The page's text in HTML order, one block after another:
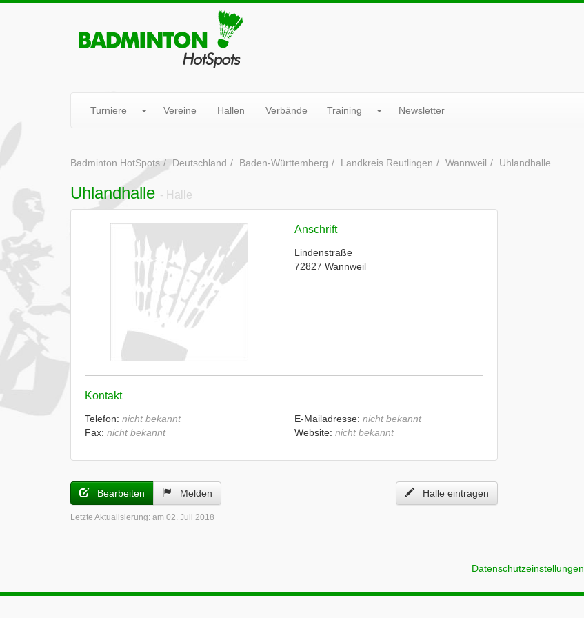
Turniere Vereine Hallen Verbände Training Newsletter
Badminton HotSpots Deutschland Baden-Württemberg Landkreis Reutlingen Wannweil Uhlandhalle
Uhlandhalle - Halle
Anschrift
Lindenstraße
72827 Wannweil
Kontakt
Telefon: nicht bekannt
Fax: nicht bekannt
E-Mailadresse: nicht bekannt
Website: nicht bekannt
Bearbeiten Melden Halle eintragen
Letzte Aktualisierung: am 02. Juli 2018
Datenschutzeinstellungen